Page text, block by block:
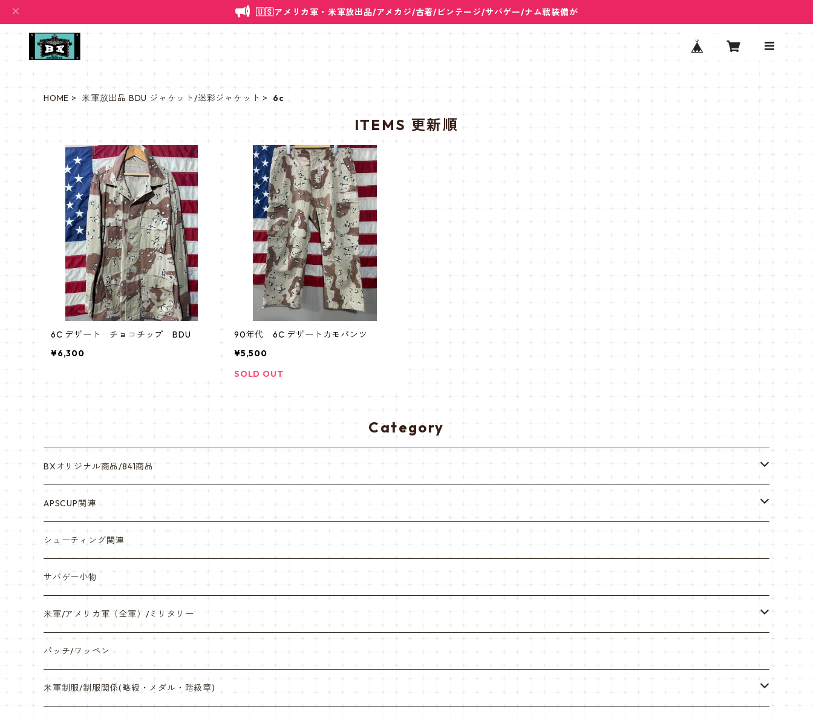
🇺🇸アメリカ軍・米軍放出品/アメカジ/古着/ビンテージ/サバゲー/ナム戦装備が
HOME 米軍放出品 BDU ジャケット/迷彩ジャケット 6c
ITEMS 更新順
6C デザート チョコチップ BDU
¥6,300
90年代 6C デザートカモパンツ
¥5,500
SOLD OUT
Category
BXオリジナル商品/841商品
シール・ステッカー（UV加工）
缶バッチ
帽子・Tシャツ・エプロン
ネックレス・アクセサリー・スマホケース
サンダル・Bag
サバゲー装備品・バッテリー
APSCUP関連
岡崎APS部
本体・BB弾・小物類
シューティング関連
サバゲー小物
米軍/アメリカ軍（全軍）/ミリタリー
海兵隊/USMC
陸軍/USARMY
パッチ/ワッペン
米軍制服/制服関係(略綬・メダル・階級章)